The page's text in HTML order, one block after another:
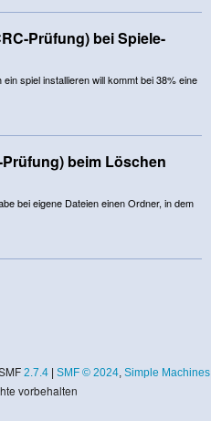
Prüfung) bei Spiele-
spiel installieren will kommt bei 38% eine
beim Löschen
bei eigene Dateien einen Ordner, in dem
2.7.4| SMF © 2024, Simple Machines
vorbehalten